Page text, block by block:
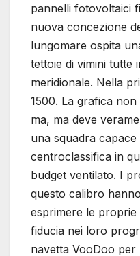
pannelli fotovoltaici
nuova concezione
lungomare ospita
tettoie di vimini tutte
meridionale. Nella
1500. La grafica
ma, ma deve
una squadra
centroclassifica in
budget ventilato. I
questo calibro
esprimere le
fiducia nei loro
navetta VooDoo per